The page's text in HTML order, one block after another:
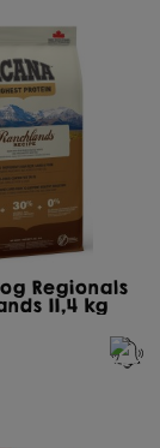
Regionals
11,4 kg